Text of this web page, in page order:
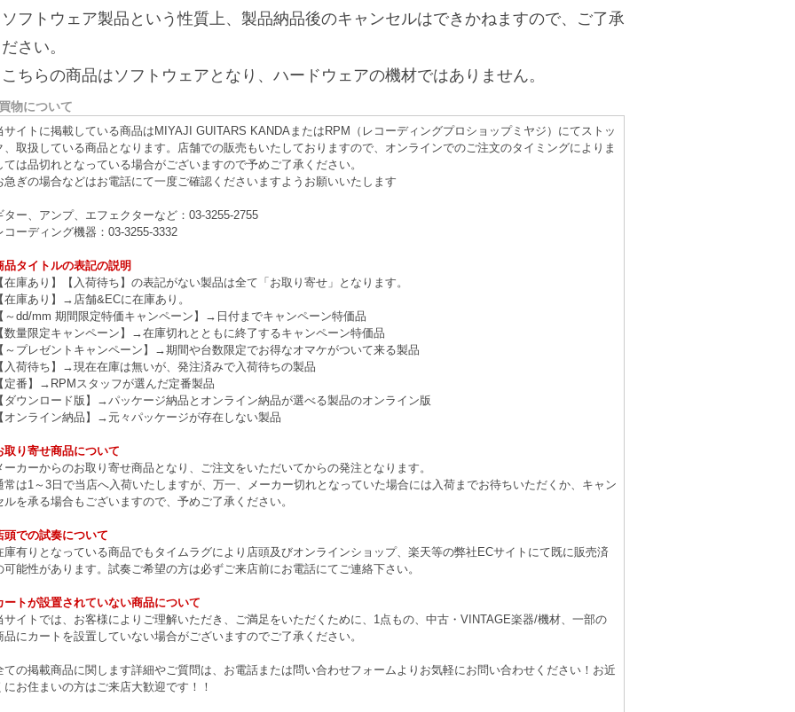
フトウェア製品という性質上、製品納品後のキャンセルはできかねますので、ご了承
さい。
ちらの商品はソフトウェアとなり、ハードウェアの機材ではありません。
物について
サイトに掲載している商品はMIYAJI GUITARS KANDAまたはRPM（レコーディングプロショップミヤジ）にてストッ
、取扱している商品となります。店舗での販売もいたしておりますので、オンラインでのご注文のタイミングによりま
ては品切れとなっている場合がございますので予めご了承ください。
急ぎの場合などはお電話にて一度ご確認くださいますようお願いいたします
ター、アンプ、エフェクターなど：03-3255-2755
コーディング機器：03-3255-3332
品タイトルの表記の説明
在庫あり】【入荷待ち】の表記がない製品は全て「お取り寄せ」となります。
在庫あり】→店舗&ECに在庫あり。
～dd/mm 期間限定特価キャンペーン】→日付までキャンペーン特価品
数量限定キャンペーン】→在庫切れとともに終了するキャンペーン特価品
～プレゼントキャンペーン】→期間や台数限定でお得なオマケがついて来る製品
入荷待ち】→現在在庫は無いが、発注済みで入荷待ちの製品
定番】→RPMスタッフが選んだ定番製品
ダウンロード版】→パッケージ納品とオンライン納品が選べる製品のオンライン版
オンライン納品】→元々パッケージが存在しない製品
取り寄せ商品について
ーカーからのお取り寄せ商品となり、ご注文をいただいてからの発注となります。
常は1～3日で当店へ入荷いたしますが、万一、メーカー切れとなっていた場合には入荷までお待ちいただくか、キャン
ルを承る場合もございますので、予めご了承ください。
頭での試奏について
庫有りとなっている商品でもタイムラグにより店頭及びオンラインショップ、楽天等の弊社ECサイトにて既に販売済
可能性があります。試奏ご希望の方は必ずご来店前にお電話にてご連絡下さい。
ートが設置されていない商品について
サイトでは、お客様によりご理解いただき、ご満足をいただくために、1点もの、中古・VINTAGE楽器/機材、一部の
品にカートを設置していない場合がございますのでご了承ください。
ての掲載商品に関します詳細やご質問は、お電話または問い合わせフォームよりお気軽にお問い合わせください！お近
にお住まいの方はご来店大歓迎です！！